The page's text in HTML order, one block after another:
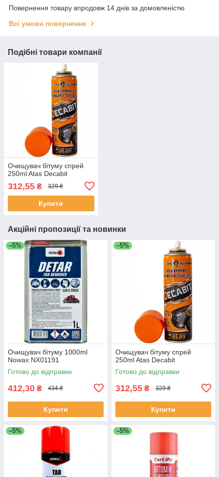
Повернення товару впродовж 14 днів за домовленістю
Всі умови повернення
Подібні товари компанії
Очищувач бітуму спрей
250ml Atas Decabit
312,55 ₴ 329 ₴
Купити
Акційні пропозиції та новинки
–5%
Очищувач бітуму 1000ml
Nowax NX01191
Готово до відправки
412,30 ₴ 434 ₴
Купити
–5%
Очищувач бітуму спрей
250ml Atas Decabit
Готово до відправки
312,55 ₴ 329 ₴
Купити
–5% –5%